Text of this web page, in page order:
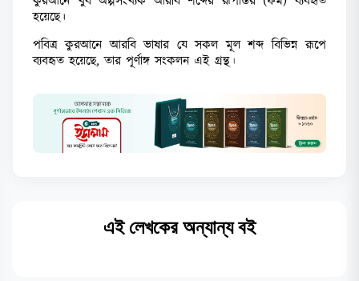
হয়েছে।
পবিত্র কুরআনে আরবি ভাষার যে সকল মূল শব্দ বিভিন্ন রূপে
ব্যবহৃত হয়েছে, তার পূর্ণাঙ্গ সংকলন এই গ্রন্থ।
এই লেখকের অন্যান্য বই